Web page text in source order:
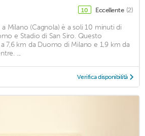
10 Eccellente (2)
Milano (Cagnola) è a soli 10 minuti di
e Stadio di San Siro. Questo
7,6 km da Duomo di Milano e 1,9 km da
...
Verifica disponibilità